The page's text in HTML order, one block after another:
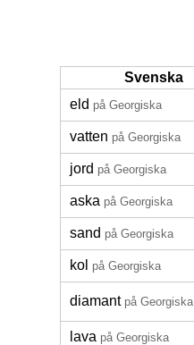
Svenska
eld på Georgiska
vatten på Georgiska
jord på Georgiska
aska på Georgiska
sand på Georgiska
kol på Georgiska
diamant på Georgiska
lava på Georgiska